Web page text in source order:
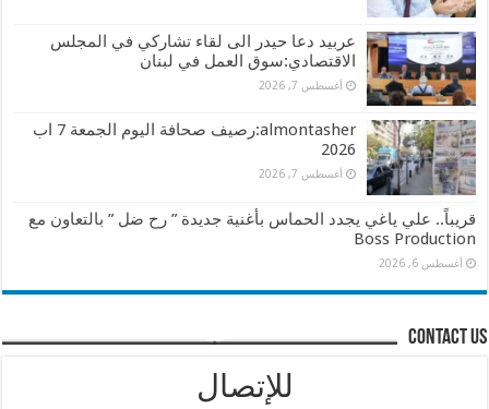
عربيد دعا حيدر الى لقاء تشاركي في المجلس
الاقتصادي:سوق العمل في لبنان
أغسطس 7, 2026
almontasher:رصيف صحافة اليوم الجمعة 7 اب
2026
أغسطس 7, 2026
قريباً.. علي ياغي يجدد الحماس بأغنية جديدة ” رح ضل ” بالتعاون مع
Boss Production
أغسطس 6, 2026
contact us
للإتصال